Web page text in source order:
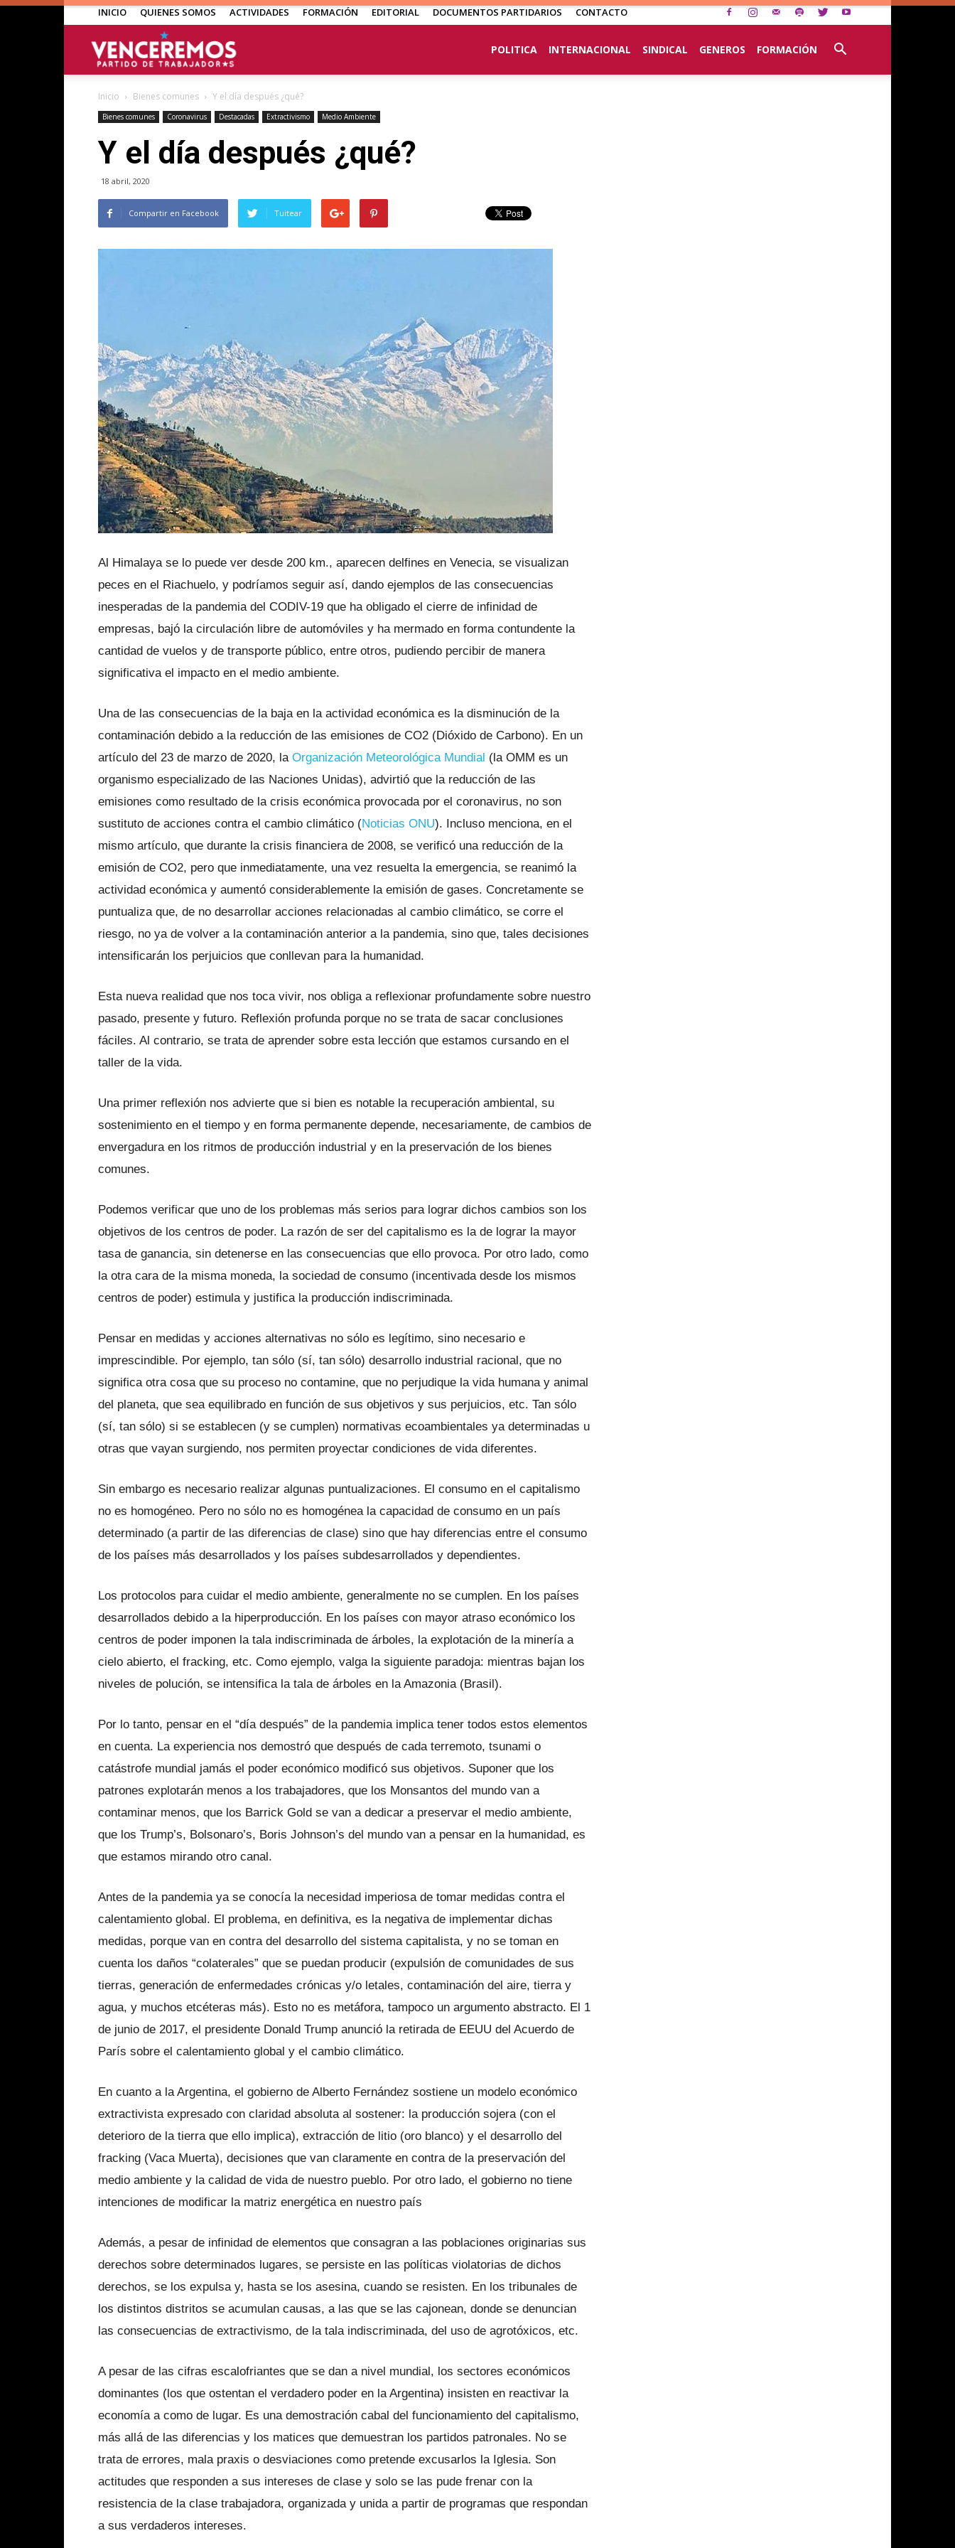
INICIO QUIENES SOMOS ACTIVIDADES FORMACIÓN EDITORIAL DOCUMENTOS PARTIDARIOS CONTACTO
POLITICA INTERNACIONAL SINDICAL GENEROS FORMACIÓN
Inicio Bienes comunes Y el día después ¿qué?
Bienes comunes Coronavirus Destacadas Extractivismo Medio Ambiente
Y el día después ¿qué?
18 abril, 2020
Compartir en Facebook Tuitear
Al Himalaya se lo puede ver desde 200 km., aparecen delfines en Venecia, se visualizan
peces en el Riachuelo, y podríamos seguir así, dando ejemplos de las consecuencias
inesperadas de la pandemia del CODIV-19 que ha obligado el cierre de infinidad de
empresas, bajó la circulación libre de automóviles y ha mermado en forma contundente la
cantidad de vuelos y de transporte público, entre otros, pudiendo percibir de manera
significativa el impacto en el medio ambiente.
Una de las consecuencias de la baja en la actividad económica es la disminución de la
contaminación debido a la reducción de las emisiones de CO2 (Dióxido de Carbono). En un
artículo del 23 de marzo de 2020, la Organización Meteorológica Mundial (la OMM es un
organismo especializado de las Naciones Unidas), advirtió que la reducción de las
emisiones como resultado de la crisis económica provocada por el coronavirus, no son
sustituto de acciones contra el cambio climático (Noticias ONU). Incluso menciona, en el
mismo artículo, que durante la crisis financiera de 2008, se verificó una reducción de la
emisión de CO2, pero que inmediatamente, una vez resuelta la emergencia, se reanimó la
actividad económica y aumentó considerablemente la emisión de gases. Concretamente se
puntualiza que, de no desarrollar acciones relacionadas al cambio climático, se corre el
riesgo, no ya de volver a la contaminación anterior a la pandemia, sino que, tales decisiones
intensificarán los perjuicios que conllevan para la humanidad.
Esta nueva realidad que nos toca vivir, nos obliga a reflexionar profundamente sobre nuestro
pasado, presente y futuro. Reflexión profunda porque no se trata de sacar conclusiones
fáciles. Al contrario, se trata de aprender sobre esta lección que estamos cursando en el
taller de la vida.
Una primer reflexión nos advierte que si bien es notable la recuperación ambiental, su
sostenimiento en el tiempo y en forma permanente depende, necesariamente, de cambios de
envergadura en los ritmos de producción industrial y en la preservación de los bienes
comunes.
Podemos verificar que uno de los problemas más serios para lograr dichos cambios son los
objetivos de los centros de poder. La razón de ser del capitalismo es la de lograr la mayor
tasa de ganancia, sin detenerse en las consecuencias que ello provoca. Por otro lado, como
la otra cara de la misma moneda, la sociedad de consumo (incentivada desde los mismos
centros de poder) estimula y justifica la producción indiscriminada.
Pensar en medidas y acciones alternativas no sólo es legítimo, sino necesario e
imprescindible. Por ejemplo, tan sólo (sí, tan sólo) desarrollo industrial racional, que no
significa otra cosa que su proceso no contamine, que no perjudique la vida humana y animal
del planeta, que sea equilibrado en función de sus objetivos y sus perjuicios, etc. Tan sólo
(sí, tan sólo) si se establecen (y se cumplen) normativas ecoambientales ya determinadas u
otras que vayan surgiendo, nos permiten proyectar condiciones de vida diferentes.
Sin embargo es necesario realizar algunas puntualizaciones. El consumo en el capitalismo
no es homogéneo. Pero no sólo no es homogénea la capacidad de consumo en un país
determinado (a partir de las diferencias de clase) sino que hay diferencias entre el consumo
de los países más desarrollados y los países subdesarrollados y dependientes.
Los protocolos para cuidar el medio ambiente, generalmente no se cumplen. En los países
desarrollados debido a la hiperproducción. En los países con mayor atraso económico los
centros de poder imponen la tala indiscriminada de árboles, la explotación de la minería a
cielo abierto, el fracking, etc. Como ejemplo, valga la siguiente paradoja: mientras bajan los
niveles de polución, se intensifica la tala de árboles en la Amazonia (Brasil).
Por lo tanto, pensar en el “día después” de la pandemia implica tener todos estos elementos
en cuenta. La experiencia nos demostró que después de cada terremoto, tsunami o
catástrofe mundial jamás el poder económico modificó sus objetivos. Suponer que los
patrones explotarán menos a los trabajadores, que los Monsantos del mundo van a
contaminar menos, que los Barrick Gold se van a dedicar a preservar el medio ambiente,
que los Trump’s, Bolsonaro’s, Boris Johnson’s del mundo van a pensar en la humanidad, es
que estamos mirando otro canal.
Antes de la pandemia ya se conocía la necesidad imperiosa de tomar medidas contra el
calentamiento global. El problema, en definitiva, es la negativa de implementar dichas
medidas, porque van en contra del desarrollo del sistema capitalista, y no se toman en
cuenta los daños “colaterales” que se puedan producir (expulsión de comunidades de sus
tierras, generación de enfermedades crónicas y/o letales, contaminación del aire, tierra y
agua, y muchos etcéteras más). Esto no es metáfora, tampoco un argumento abstracto. El 1
de junio de 2017, el presidente Donald Trump anunció la retirada de EEUU del Acuerdo de
París sobre el calentamiento global y el cambio climático.
En cuanto a la Argentina, el gobierno de Alberto Fernández sostiene un modelo económico
extractivista expresado con claridad absoluta al sostener: la producción sojera (con el
deterioro de la tierra que ello implica), extracción de litio (oro blanco) y el desarrollo del
fracking (Vaca Muerta), decisiones que van claramente en contra de la preservación del
medio ambiente y la calidad de vida de nuestro pueblo. Por otro lado, el gobierno no tiene
intenciones de modificar la matriz energética en nuestro país
Además, a pesar de infinidad de elementos que consagran a las poblaciones originarias sus
derechos sobre determinados lugares, se persiste en las políticas violatorias de dichos
derechos, se los expulsa y, hasta se los asesina, cuando se resisten. En los tribunales de
los distintos distritos se acumulan causas, a las que se las cajonean, donde se denuncian
las consecuencias de extractivismo, de la tala indiscriminada, del uso de agrotóxicos, etc.
A pesar de las cifras escalofriantes que se dan a nivel mundial, los sectores económicos
dominantes (los que ostentan el verdadero poder en la Argentina) insisten en reactivar la
economía a como de lugar. Es una demostración cabal del funcionamiento del capitalismo,
más allá de las diferencias y los matices que demuestran los partidos patronales. No se
trata de errores, mala praxis o desviaciones como pretende excusarlos la Iglesia. Son
actitudes que responden a sus intereses de clase y solo se las pude frenar con la
resistencia de la clase trabajadora, organizada y unida a partir de programas que respondan
a sus verdaderos intereses.